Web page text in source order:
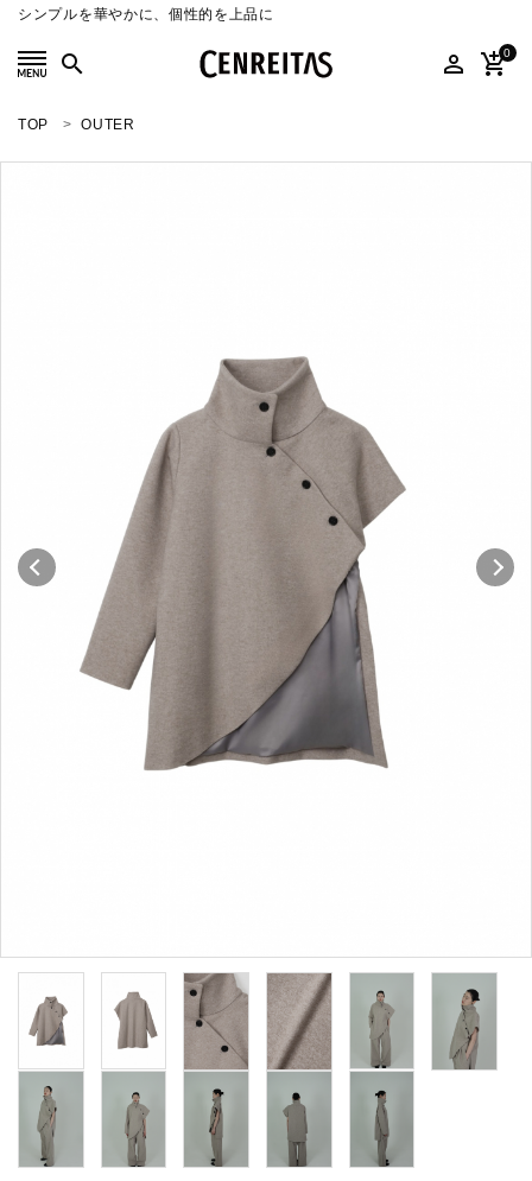
シンプルを華やかに、個性的を上品に
search person_outline 0
add_shopping_cart
Q&A
TOP OUTER